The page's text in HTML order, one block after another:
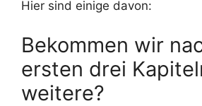
Hier sind einige davon:
Bekommen wir
ersten drei
weitere?